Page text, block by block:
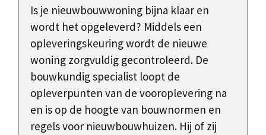
Is je nieuwbouwwoning bijna klaar en
wordt het opgeleverd? Middels een
opleveringskeuring wordt de nieuwe
woning zorgvuldig gecontroleerd. De
bouwkundig specialist loopt de
opleverpunten van de vooroplevering na
en is op de hoogte van bouwnormen en
regels voor nieuwbouwhuizen. Hij of zij